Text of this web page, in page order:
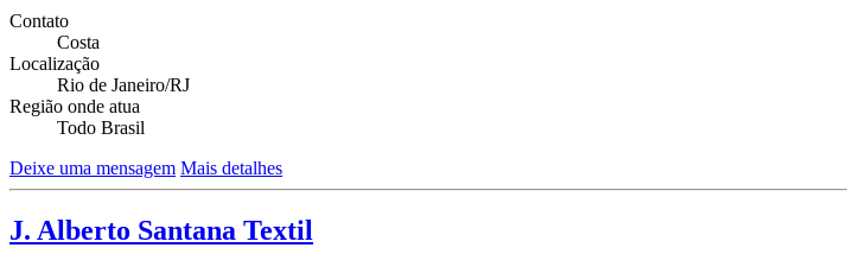
Contato
Costa
Localização
Rio de Janeiro/RJ
Região onde atua
Todo Brasil
Deixe uma mensagem Mais detalhes
J. Alberto Santana Textil